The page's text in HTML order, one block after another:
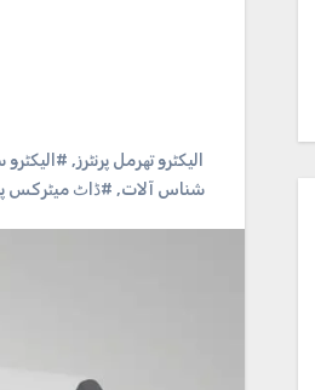
#الیکٹرو تھرمل پرنٹرز, #الیکٹرو
شناس آلات, #ڈاٹ میٹرکس